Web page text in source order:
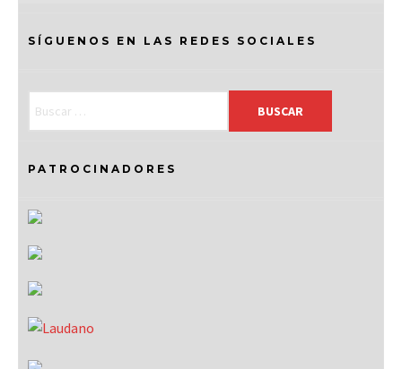
SÍGUENOS EN LAS REDES SOCIALES
PATROCINADORES